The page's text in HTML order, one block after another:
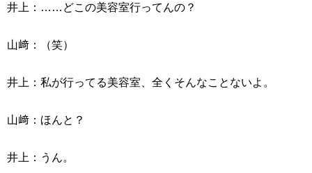
井上：……どこの美容室行ってんの？
山﨑：（笑）
井上：私が行ってる美容室、全くそんなことないよ。
山﨑：ほんと？
井上：うん。